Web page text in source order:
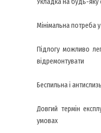
Мінімальна потреба
Підлогу можливо
відремонтувати
Беспильна і
Довгий термін
умовах